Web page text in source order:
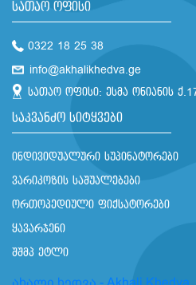
სათაო ოფისი
0322 18 25 38
info@akhalikhedva.ge
სათაო ოფისი: ესმა ონიანის
საკვანძო სიტყვები
ინდივიდუალური სუპინატორები
ვარიკოზის საშუალებები
ორთოპედიული ფიქსატორები
ყავარჯენი
შშმპ ეტლი